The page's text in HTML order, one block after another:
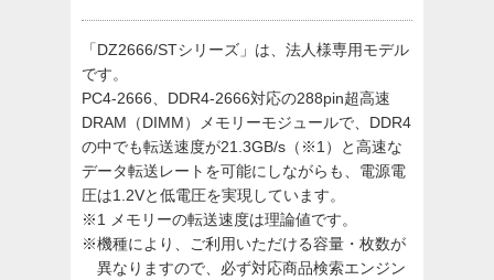
「DZ2666/STシリーズ」は、法人様専用モデル
です。
PC4-2666、DDR4-2666対応の288pin超高速
DRAM（DIMM）メモリーモジュールで、DDR4
の中でも転送速度が21.3GB/s（※1）と高速な
データ転送レートを可能にしながらも、電源電
圧は1.2Vと低電圧を実現しています。
※1 メモリーの転送速度は理論値です。
※機種により、ご利用いただける容量・枚数が
異なりますので、必ず対応商品検索エンジン